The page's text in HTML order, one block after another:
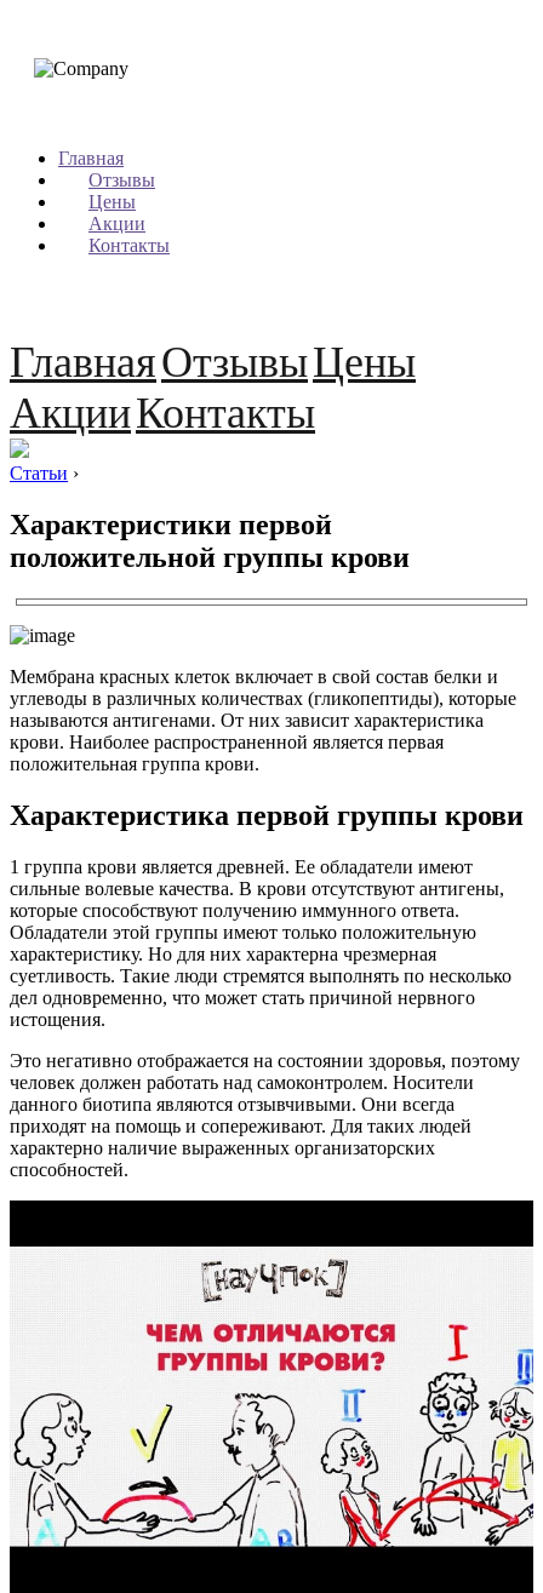
Главная
Отзывы
Цены
Акции
Контакты
ГлавнаяОтзывыЦены
АкцииКонтакты
Статьи ›
Характеристики первой
положительной группы крови
Мембрана красных клеток включает в свой состав белки и
углеводы в различных количествах (гликопептиды), которые
называются антигенами. От них зависит характеристика
крови. Наиболее распространенной является первая
положительная группа крови.
Характеристика первой группы крови
1 группа крови является древней. Ее обладатели имеют
сильные волевые качества. В крови отсутствуют антигены,
которые способствуют получению иммунного ответа.
Обладатели этой группы имеют только положительную
характеристику. Но для них характерна чрезмерная
суетливость. Такие люди стремятся выполнять по несколько
дел одновременно, что может стать причиной нервного
истощения.
Это негативно отображается на состоянии здоровья, поэтому
человек должен работать над самоконтролем. Носители
данного биотипа являются отзывчивыми. Они всегда
приходят на помощь и сопереживают. Для таких людей
характерно наличие выраженных организаторских
способностей.